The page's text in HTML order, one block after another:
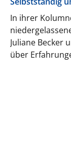
In ihrer
Juliane Becker
über